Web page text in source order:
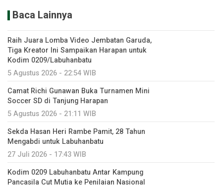
Baca Lainnya
Raih Juara Lomba Video Jembatan Garuda,
Tiga Kreator Ini Sampaikan Harapan untuk
Kodim 0209/Labuhanbatu
5 Agustus 2026 - 22:54 WIB
Camat Richi Gunawan Buka Turnamen Mini
Soccer SD di Tanjung Harapan
5 Agustus 2026 - 21:11 WIB
Sekda Hasan Heri Rambe Pamit, 28 Tahun
Mengabdi untuk Labuhanbatu
27 Juli 2026 - 17:43 WIB
Kodim 0209 Labuhanbatu Antar Kampung
Pancasila Cut Mutia ke Penilaian Nasional